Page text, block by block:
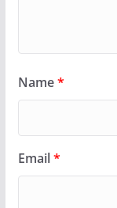
Name*
Email*